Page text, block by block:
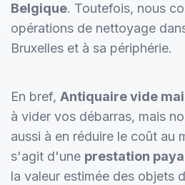
Belgique. Toutefois, nous
opérations de nettoyage
Bruxelles et à sa périphérie.
En bref, Antiquaire vide
à vider vos débarras, mais
aussi à en réduire le coût au
s'agit d'une prestation
la valeur estimée des objets